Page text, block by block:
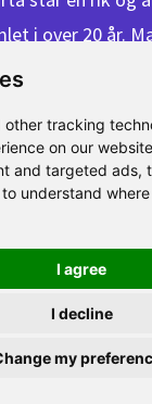
other tracking
on our
and targeted ads,
understand
I agree
I decline
my
i over 20 år.
Practitioner-
i henhold til
alle